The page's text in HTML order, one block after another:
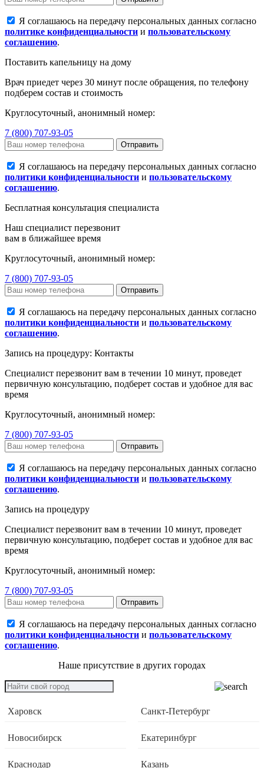
Я соглашаюсь на передачу персональных данных согласно
политике конфиденциальности и пользовательскому
соглашению.
Поставить капельницу на дому
Врач приедет через 30 минут после обращения, по телефону
подберем состав и стоимость
Круглосуточный, анонимный номер:
7 (800) 707-93-05
Отправить
Я соглашаюсь на передачу персональных данных согласно
политики конфиденциальности и пользовательскому
соглашению.
Бесплатная консультация специалиста
Наш специалист перезвонит
вам в ближайшее время
Круглосуточный, анонимный номер:
7 (800) 707-93-05
Отправить
Я соглашаюсь на передачу персональных данных согласно
политики конфиденциальности и пользовательскому
соглашению.
Запись на процедуру: Контакты
Специалист перезвонит вам в течении 10 минут, проведет
первичную консультацию, подберет состав и удобное для вас
время
Круглосуточный, анонимный номер:
7 (800) 707-93-05
Отправить
Я соглашаюсь на передачу персональных данных согласно
политики конфиденциальности и пользовательскому
соглашению.
Запись на процедуру
Специалист перезвонит вам в течении 10 минут, проведет
первичную консультацию, подберет состав и удобное для вас
время
Круглосуточный, анонимный номер:
7 (800) 707-93-05
Отправить
Я соглашаюсь на передачу персональных данных согласно
политики конфиденциальности и пользовательскому
соглашению.
Наше присутствие в других городах
Харовск Санкт-Петербург
Новосибирск Екатеринбург
Краснодар Казань